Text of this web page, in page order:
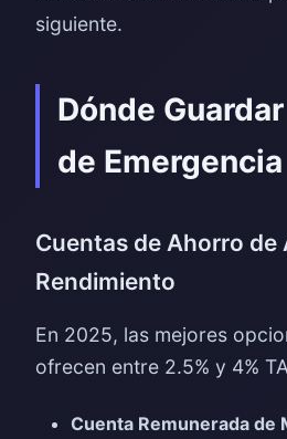
siguiente.
Dónde
de Emergencia
Cuentas de Ahorro de
Rendimiento
En 2025, las mejores
ofrecen entre 2.5% y 4%
Cuenta Remunerada de